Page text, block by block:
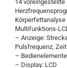
14
Körperfettanalyse
Multifunktions-
– Anzeige:
Pulsfrequenz, Zeit
–
– Display: LCD